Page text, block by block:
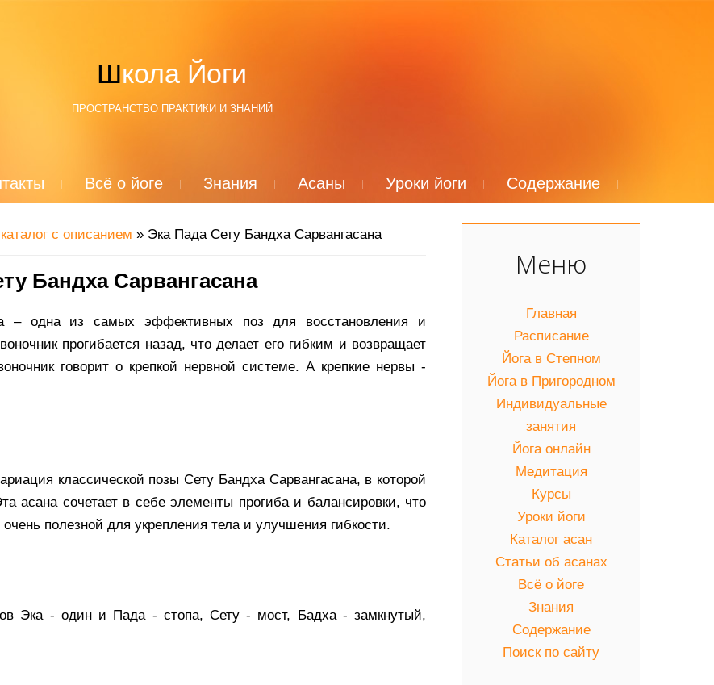
Школа Йоги
ПРОСТРАНСТВО ПРАКТИКИ И ЗНАНИЙ
Всё о йоге Знания Асаны Уроки йоги Содержание
с описанием » Эка Пада Сету Бандха Сарвангасана
Бандха Сарвангасана
– одна из самых эффективных поз для восстановления и
прогибается назад, что делает его гибким и возвращает
говорит о крепкой нервной системе. А крепкие нервы -
классической позы Сету Бандха Сарвангасана, в которой
асана сочетает в себе элементы прогиба и балансировки, что
полезной для укрепления тела и улучшения гибкости.
Эка - один и Пада - стопа, Сету - мост, Бадха - замкнутый,
Меню
Главная
Расписание
Йога в Степном
Йога в Пригородном
Индивидуальные
занятия
Йога онлайн
Медитация
Курсы
Уроки йоги
Каталог асан
Статьи об асанах
Всё о йоге
Знания
Содержание
Поиск по сайту